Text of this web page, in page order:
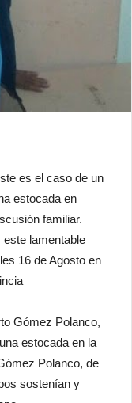
es el caso de un
estocada en
familiar.
lamentable
16 de Agosto en
Gómez Polanco,
estocada en la
Polanco, de
sostenían y